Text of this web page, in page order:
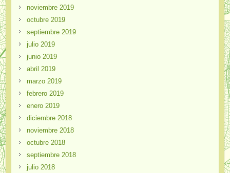
noviembre 2019
octubre 2019
septiembre 2019
julio 2019
junio 2019
abril 2019
marzo 2019
febrero 2019
enero 2019
diciembre 2018
noviembre 2018
octubre 2018
septiembre 2018
julio 2018